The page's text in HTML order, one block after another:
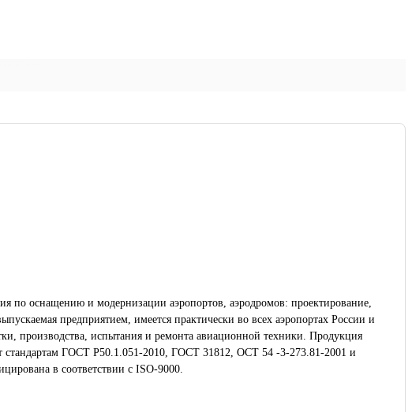
по оснащению и модернизации аэропортов, аэродромов: проектирование,
предприятием, имеется практически во всех аэропортах России и
производства, испытания и ремонта авиационной техники. Продукция
стандартам ГОСТ Р50.1.051-2010, ГОСТ 31812, ОСТ 54 -3-273.81-2001 и
в соответствии с ISO-9000.